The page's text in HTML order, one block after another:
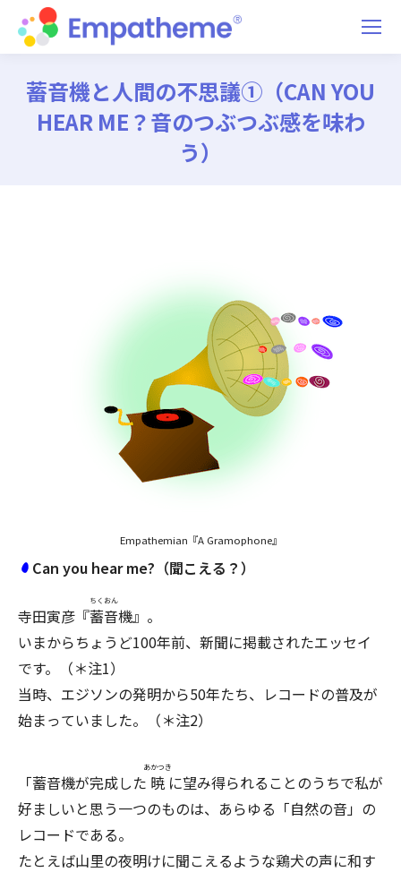
蓄音機と人間の不思議①（CAN YOU
HEAR ME？音のつぶつぶ感を味わ
う）
Empathemian『A Gramophone』
Can you hear me?（聞こえる？）
寺田寅彦『蓄音
ちくおん
機』。
いまからちょうど100年前、新聞に掲載されたエッセイ
です。（＊注1）
当時、エジソンの発明から50年たち、レコードの普及が
始まっていました。（＊注2）
「蓄音機が完成した 暁
あかつき
に望み得られることのうちで私が
好ましいと思う一つのものは、あらゆる「自然の音」の
レコードである。
たとえば山里の夜明けに聞こえるような鶏犬の声に和す